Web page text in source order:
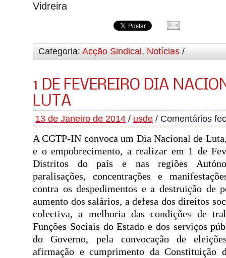
Vidreira
Categoria: Acção Sindical , Notícias /
1 DE FEVEREIRO DIA
LUTA
13 de Janeiro de 2014 / usde / Comentários
A CGTP-IN convoca um Dia Nacional de
e o empobrecimento, a realizar em 1 de
Distritos do país e nas regiões
paralisações, concentrações e
contra os despedimentos e a destruição de
aumento dos salários, a defesa dos direitos
colectiva, a melhoria das condições de
Funções Sociais do Estado e dos serviços
do Governo, pela convocação de
afirmação e cumprimento da Constituição